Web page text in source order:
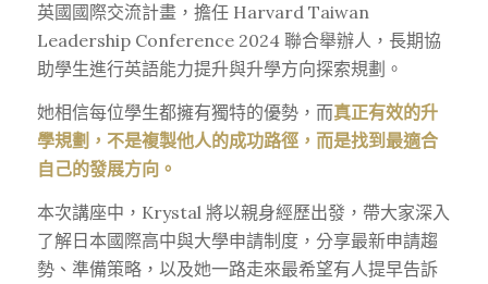
英國國際交流計畫，擔任 Harvard Taiwan
Leadership Conference 2024 聯合舉辦人，長期協
助學生進行英語能力提升與升學方向探索規劃。
她相信每位學生都擁有獨特的優勢，而真正有效的升
學規劃，不是複製他人的成功路徑，而是找到最適合
自己的發展方向。
本次講座中，Krystal 將以親身經歷出發，帶大家深入
了解日本國際高中與大學申請制度，分享最新申請趨
勢、準備策略，以及她一路走來最希望有人提早告訴